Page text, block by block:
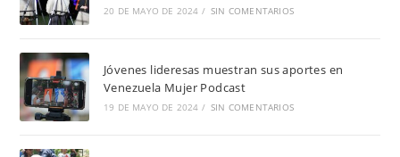
20 DE MAYO DE 2024 / SIN COMENTARIOS
Jóvenes lideresas muestran sus aportes en
Venezuela Mujer Podcast
19 DE MAYO DE 2024 / SIN COMENTARIOS